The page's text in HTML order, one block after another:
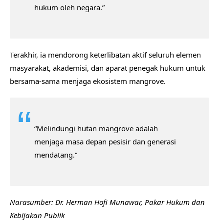
hukum oleh negara.”
Terakhir, ia mendorong keterlibatan aktif seluruh elemen
masyarakat, akademisi, dan aparat penegak hukum untuk
bersama-sama menjaga ekosistem mangrove.
“Melindungi hutan mangrove adalah
menjaga masa depan pesisir dan generasi
mendatang.”
Narasumber: Dr. Herman Hofi Munawar, Pakar Hukum dan
Kebijakan Publik